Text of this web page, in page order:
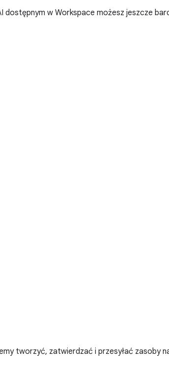
dostępnym w Workspace możesz jeszcze
tworzyć, zatwierdzać i przesyłać zasoby